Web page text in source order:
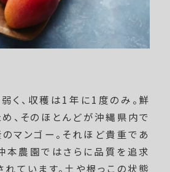
く、収穫は1年に1度のみ。鮮
、そのほとんどが沖縄県内で
マンゴー。それほど貴重であ
本農園ではさらに品質を追求
れています。土や根っこの状態